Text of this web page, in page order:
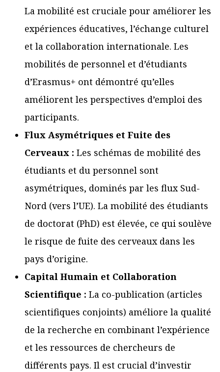
La mobilité est cruciale pour améliorer les
expériences éducatives, l’échange culturel
et la collaboration internationale. Les
mobilités de personnel et d’étudiants
d’Erasmus+ ont démontré qu’elles
améliorent les perspectives d’emploi des
participants.
Flux Asymétriques et Fuite des
Cerveaux : Les schémas de mobilité des
étudiants et du personnel sont
asymétriques, dominés par les flux Sud-
Nord (vers l’UE). La mobilité des étudiants
de doctorat (PhD) est élevée, ce qui soulève
le risque de fuite des cerveaux dans les
pays d’origine.
Capital Humain et Collaboration
Scientifique : La co-publication (articles
scientifiques conjoints) améliore la qualité
de la recherche en combinant l’expérience
et les ressources de chercheurs de
différents pays. Il est crucial d’investir